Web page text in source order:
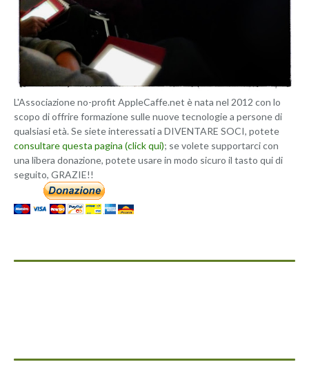
L'Associazione no-profit AppleCaffe.net è nata nel 2012 con lo
scopo di offrire formazione sulle nuove tecnologie a persone di
qualsiasi età. Se siete interessati a DIVENTARE SOCI, potete
consultare questa pagina (click qui); se volete supportarci con
una libera donazione, potete usare in modo sicuro il tasto qui di
seguito, GRAZIE!!